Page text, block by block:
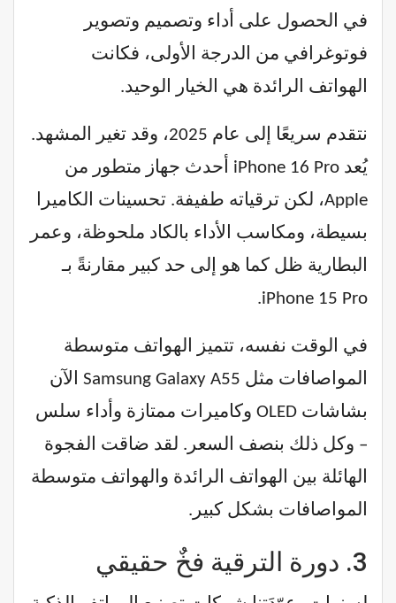
في الحصول على أداء وتصميم وتصوير
فوتوغرافي من الدرجة الأولى، فكانت
الهواتف الرائدة هي الخيار الوحيد.
نتقدم سريعًا إلى عام 2025، وقد تغير المشهد.
يُعد iPhone 16 Pro أحدث جهاز متطور من
Apple، لكن ترقياته طفيفة. تحسينات الكاميرا
بسيطة، ومكاسب الأداء بالكاد ملحوظة، وعمر
البطارية ظل كما هو إلى حد كبير مقارنةً بـ
iPhone 15 Pro.
في الوقت نفسه، تتميز الهواتف متوسطة
المواصافات مثل Samsung Galaxy A55 الآن
بشاشات OLED وكاميرات ممتازة وأداء سلس
– وكل ذلك بنصف السعر. لقد ضاقت الفجوة
الهائلة بين الهواتف الرائدة والهواتف متوسطة
المواصافات بشكل كبير.
3. دورة الترقية فخٌ حقيقي